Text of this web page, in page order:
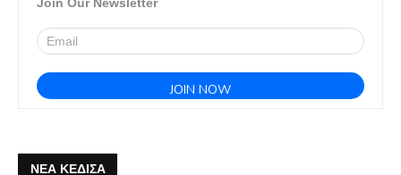
ΝΕΑ ΚΕΔΙΣΑ